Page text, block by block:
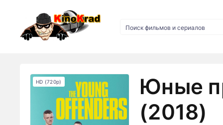
Юные
(2018)
HD (720p)